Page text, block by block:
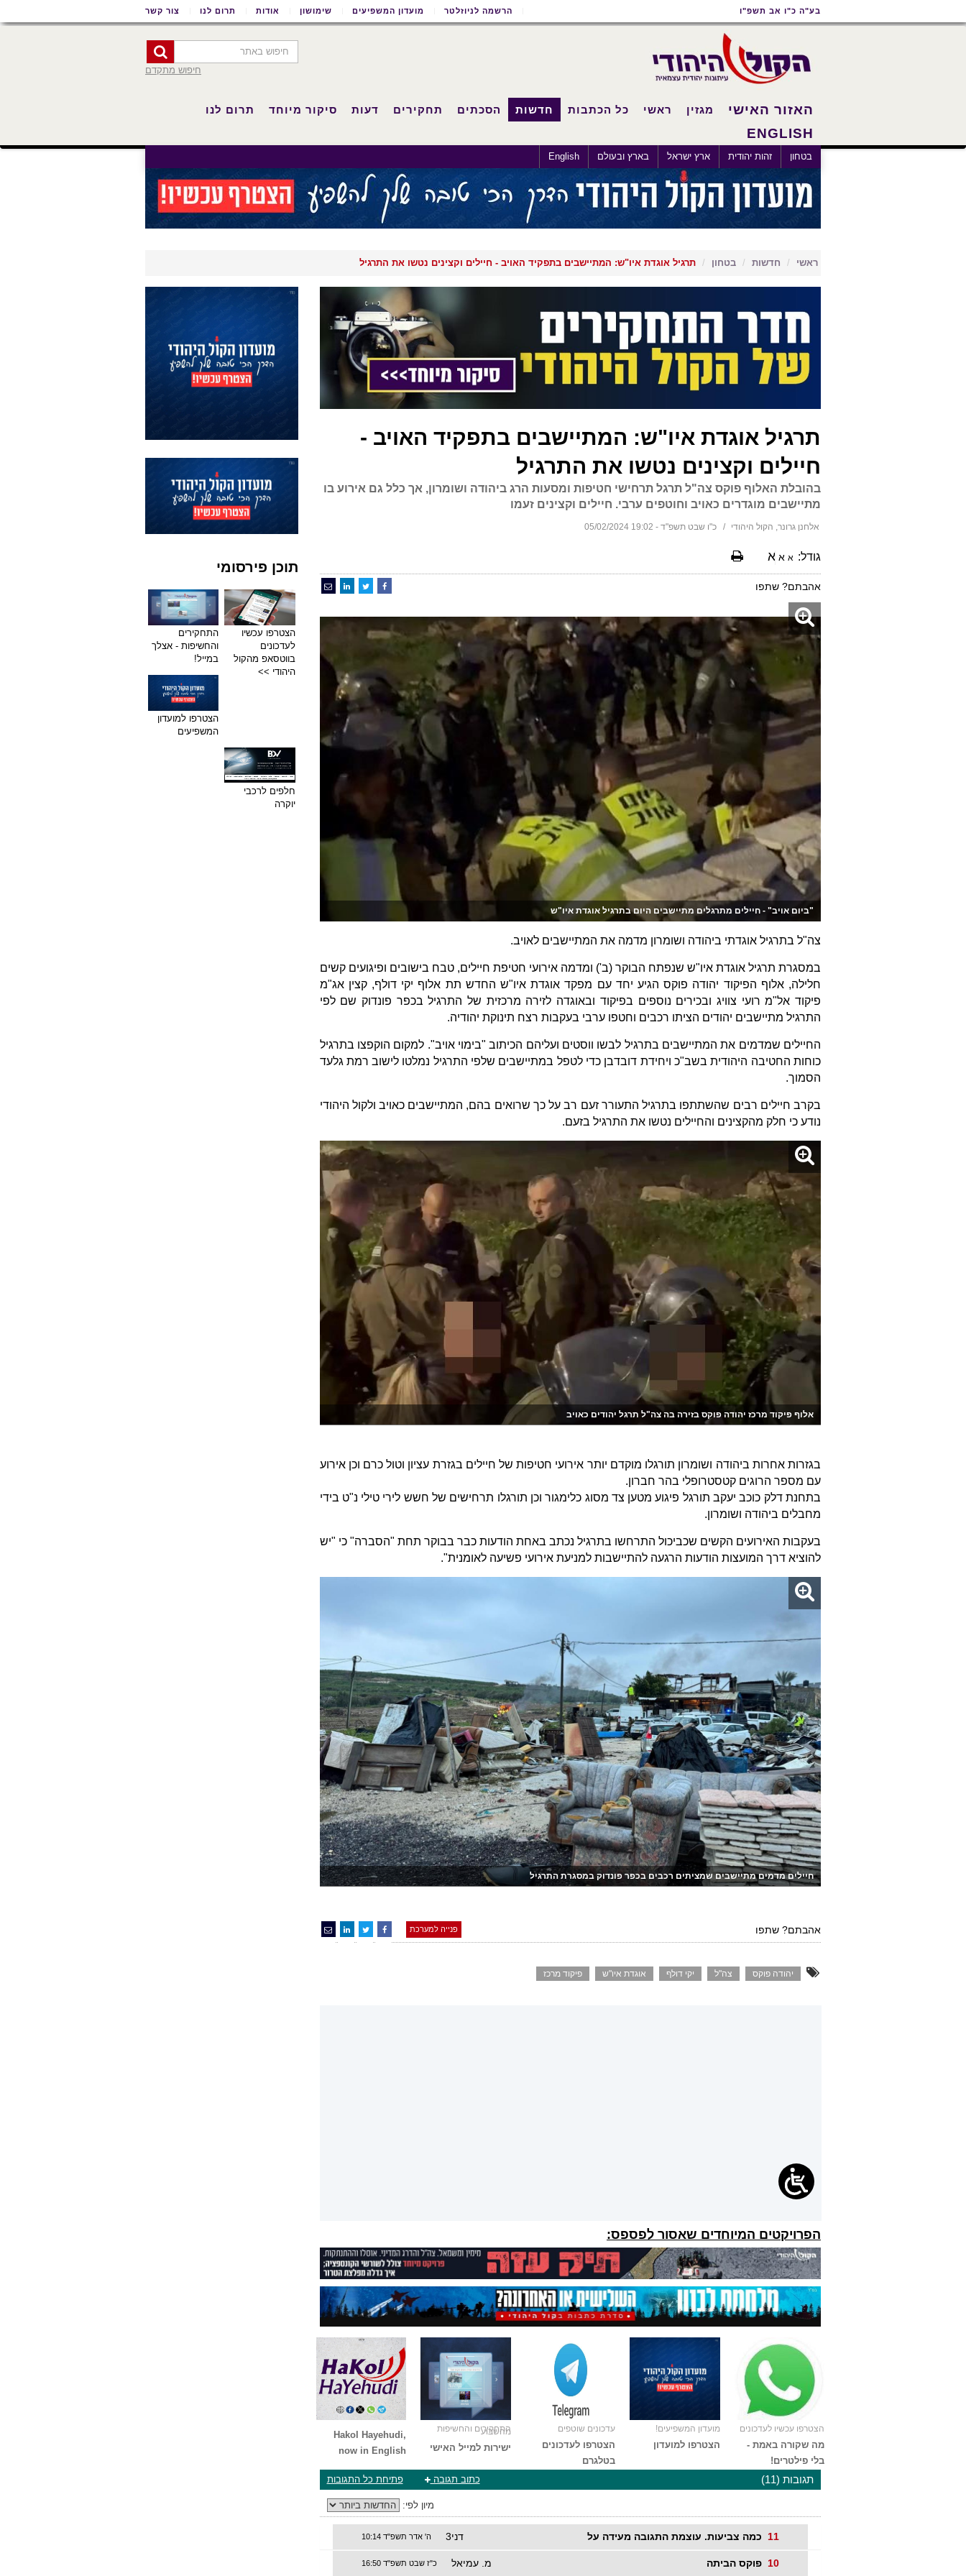
נגישות
ראשי
ראשי
בע"ה כ"ו אב תשפ"ו הרשמה לניוזלטר מועדון המשפיעים שימושון אודות תרום לנו צור קשר
חיפוש מתקדם
האזור האישי מגזין ראשי כל הכתבות חדשות
בטחון זהות יהודית ארץ ישראל בארץ ובעולם English
הסכתים תחקירים דעות סיקור מיוחד תרום לנו
ENGLISH
ראשי חדשות בטחון תרגיל אוגדת איו"ש: המתיישבים בתפקיד האויב - חיילים וקצינים נטשו את התרגיל
תרגיל אוגדת איו"ש: המתיישבים בתפקיד האויב -
חיילים וקצינים נטשו את התרגיל
בהובלת האלוף פוקס צה"ל תרגל תרחישי חטיפות ומסעות הרג ביהודה ושומרון, אך כלל גם אירוע בו
מתיישבים מוגדרים כאויב וחוטפים ערבי. חיילים וקצינים זעמו
אלחנן גרונר, הקול היהודי כ"ו שבט תשפ"ד - 19:02 05/02/2024
גודל: א א א
אהבתם? שתפו
"ביום אויב" - חיילים מתרגלים מתיישבים היום בתרגיל אוגדת איו"ש
צה"ל בתרגיל אוגדתי ביהודה ושומרון מדמה את המתיישבים לאויב.
במסגרת תרגיל אוגדת איו"ש שנפתח הבוקר (ב') ומדמה אירועי חטיפת חיילים, טבח בישובים ופיגועים קשים
חלילה, אלוף הפיקוד יהודה פוקס הגיע יחד עם מפקד אוגדת איו"ש החדש תת אלוף יקי דולף, קצין אג"מ
פיקוד אל"מ רועי צוויג ובכירים נוספים בפיקוד ובאוגדה לזירה מרכזית של התרגיל בכפר פונדוק שם לפי
התרגיל מתיישבים יהודים הציתו רכבים וחטפו ערבי בעקבות רצח תינוקת יהודיה.
החיילים שמדמים את המתיישבים בתרגיל לבשו ווסטים ועליהם הכיתוב "בימוי אויב". למקום הוקפצו בתרגיל
כוחות החטיבה היהודית בשב"כ ויחידת דובדבן כדי לטפל במתיישבים שלפי התרגיל נמלטו לישוב רמת גלעד
הסמוך.
בקרב חיילים רבים שהשתתפו בתרגיל התעורר זעם רב על כך שרואים בהם, המתיישבים כאויב ולקול היהודי
נודע כי חלק מהקצינים והחיילים נטשו את התרגיל בזעם.
אלוף פיקוד מרכז יהודה פוקס בזירה בה צה"ל תרגל יהודים כאויב
בגזרות אחרות ביהודה ושומרון תורגלו מוקדם יותר אירועי חטיפות של חיילים בגזרת עציון וטול כרם וכן אירוע
עם מספר הרוגים קטסטרופלי בהר חברון.
בתחנת דלק כוכב יעקב תורגל פיגוע מטען צד מסוג כלימגור וכן תורגלו תרחישים של חשש לירי טילי נ"ט בידי
מחבלים ביהודה ושומרון.
בעקבות האירועים הקשים שכביכול התרחשו בתרגיל נכתב באחת הודעות כבר בבוקר תחת "הסברה" כי "יש
להוציא דרך המועצות הודעות הרגעה להתיישבות למניעת אירועי פשיעה לאומנית".
חיילים מדמים מתיישבים שמציתים רכבים בכפר פונדוק במסגרת התרגיל
אהבתם? שתפו פנייה למערכת
יהודה פוקס צה"ל יקי דולף אוגדת איו"ש פיקוד מרכז
הפרויקטים המיוחדים שאסור לפספס:
Hakol Hayehudi,
now in English
התחקירים והחשיפות
מהשבוע
ישירות למייל האישי
עדכונים שוטפים
הצטרפו לעדכונים
בטלגרם
מועדון המשפיעים!
הצטרפו למועדון
הצטרפו עכשיו לעדכונים
מה שקורה באמת -
בלי פילטרים!
תגובות (11) פתיחת כל התגובות כתוב תגובה
מיון לפי:
כמה צביעות. עוצמת התגובה מעידה על 11 ה' אדר תשפ"ד 10:14 דני3
פוקס הביתה 10 כ"ז שבט תשפ"ד 16:50 מ. עמיאל
תוכן פירסומי
הצטרפו עכשיו
לעדכונים
בווטסאפ מהקול
היהודי >>
התחקירים
והחשיפות - אצלך
במייל!
הצטרפו למועדון
המשפיעים
חלפים לרכבי
יוקרה